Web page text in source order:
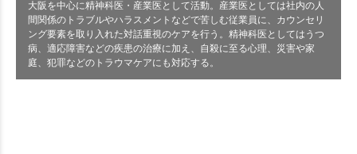
大阪を中心に精神科医・産業医として活動。産業医としては社内の人
間関係のトラブルやハラスメントなどで苦しむ従業員に、カウンセリ
ング要素を取り入れた対話重視のケアを行う。精神科医としてはうつ
病、適応障害などの疾患の治療に加え、自殺に至る心理、災害や家
庭、犯罪などのトラウマケアにも対応する。